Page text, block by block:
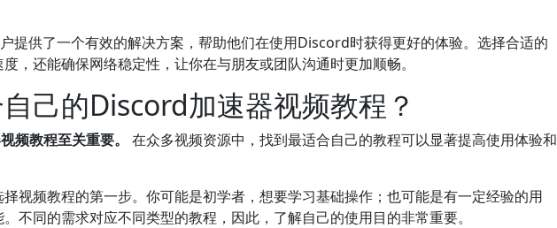
提供了一个有效的解决方案，帮助他们在使用Discord时获得更好的体验。选择合适的
，还能确保网络稳定性，让你在与朋友或团队沟通时更加顺畅。
己的Discord加速器视频教程？
频教程至关重要。
在众多视频资源中，找到最适合自己的教程可以显著提高使用体验和
视频教程的第一步。你可能是初学者，想要学习基础操作；也可能是有一定经验的用
不同的需求对应不同类型的教程，因此，了解自己的使用目的非常重要。